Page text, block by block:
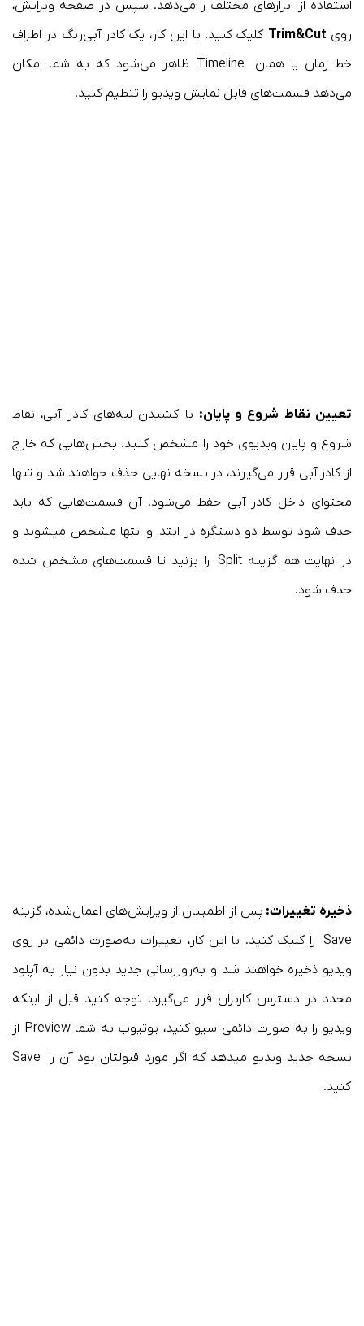
استفاده از ابزارهای مختلف را می‌دهد. سپس در صفحه ویرایش،
روی Trim&Cut کلیک کنید. با این کار، یک کادر آبی‌رنگ در اطراف
خط زمان یا همان Timeline ظاهر می‌شود که به شما امکان
می‌دهد قسمت‌های قابل نمایش ویدیو را تنظیم کنید.
تعیین نقاط شروع و پایان: با کشیدن لبه‌های کادر آبی، نقاط
شروع و پایان ویدیوی خود را مشخص کنید. بخش‌هایی که خارج
از کادر آبی قرار می‌گیرند، در نسخه نهایی حذف خواهند شد و تنها
محتوای داخل کادر آبی حفظ می‌شود. آن قسمت‌هایی که باید
حذف شود توسط دو دستگره در ابتدا و انتها مشخص میشوند و
در نهایت هم گزینه Split را بزنید تا قسمت‌های مشخص شده
حذف شود.
ذخیره تغییرات: پس از اطمینان از ویرایش‌های اعمال‌شده، گزینه
Save را کلیک کنید. با این کار، تغییرات به‌صورت دائمی بر روی
ویدیو ذخیره خواهند شد و به‌روزرسانی جدید بدون نیاز به آپلود
مجدد در دسترس کاربران قرار می‌گیرد. توجه کنید قبل از اینکه
ویدیو را به صورت دائمی سیو کنید، یوتیوب به شما Preview از
نسخه جدید ویدیو میدهد که اگر مورد قبولتان بود آن را Save
کنید.